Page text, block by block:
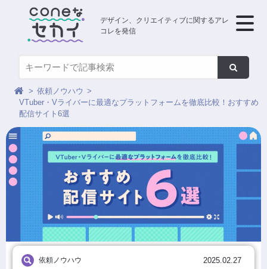
デザイン、クリエイティブに関するアレ
コレを発信
依頼ノウハウ
VTuber・Vライバーに最適なプラットフォームを徹底比較！おすすめ
配信サイト6選
依頼ノウハウ 2025.02.27